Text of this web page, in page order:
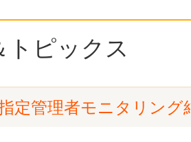
トピックス
定管理者モニタリン